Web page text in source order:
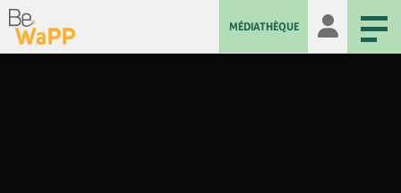
MÉDIATHÈQUE